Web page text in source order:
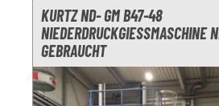
KURTZ ND- GM B47-48
NIEDERDRUCKGIESSMASCHINE
EBRAUCHT